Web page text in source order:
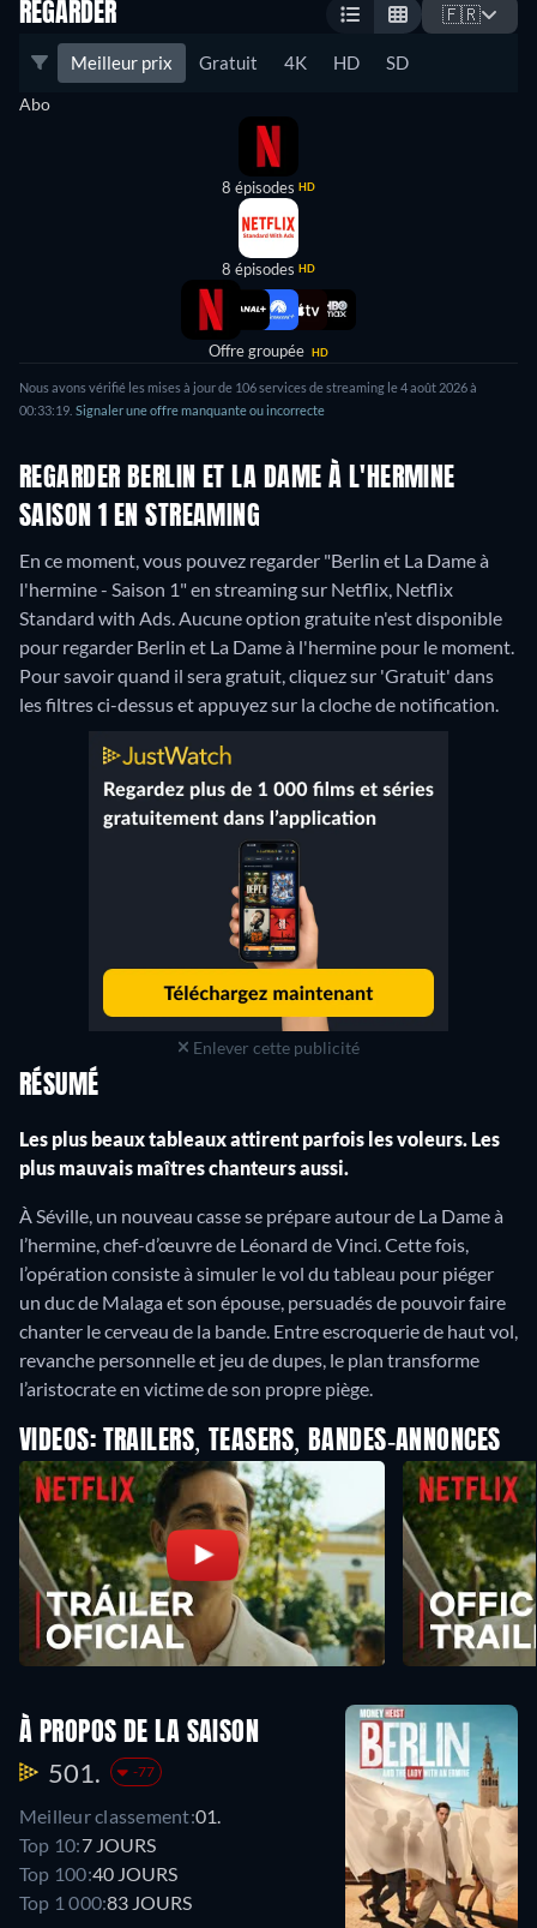
REGARDER 🇫🇷
Meilleur prix Gratuit 4K HD SD
Abo
8 épisodes HD
8 épisodes HD
Offre groupée HD
Nous avons vérifié les mises à jour de 106 services de streaming le 4 août 2026 à
00:33:19. Signaler une offre manquante ou incorrecte
REGARDER BERLIN ET LA DAME À L'HERMINE
SAISON 1 EN STREAMING
En ce moment, vous pouvez regarder "Berlin et La Dame à
l'hermine - Saison 1" en streaming sur Netflix, Netflix
Standard with Ads. Aucune option gratuite n'est disponible
pour regarder Berlin et La Dame à l'hermine pour le moment.
Pour savoir quand il sera gratuit, cliquez sur 'Gratuit' dans
les filtres ci-dessus et appuyez sur la cloche de notification.
Enlever cette publicité
RÉSUMÉ
Les plus beaux tableaux attirent parfois les voleurs. Les
plus mauvais maîtres chanteurs aussi.
À Séville, un nouveau casse se prépare autour de La Dame à
l’hermine, chef-d’œuvre de Léonard de Vinci. Cette fois,
l’opération consiste à simuler le vol du tableau pour piéger
un duc de Malaga et son épouse, persuadés de pouvoir faire
chanter le cerveau de la bande. Entre escroquerie de haut vol,
revanche personnelle et jeu de dupes, le plan transforme
l’aristocrate en victime de son propre piège.
VIDEOS: TRAILERS, TEASERS, BANDES-ANNONCES
À PROPOS DE LA SAISON
501. -77
Meilleur classement:01.
Top 10:7 JOURS
Top 100:40 JOURS
Top 1 000:83 JOURS